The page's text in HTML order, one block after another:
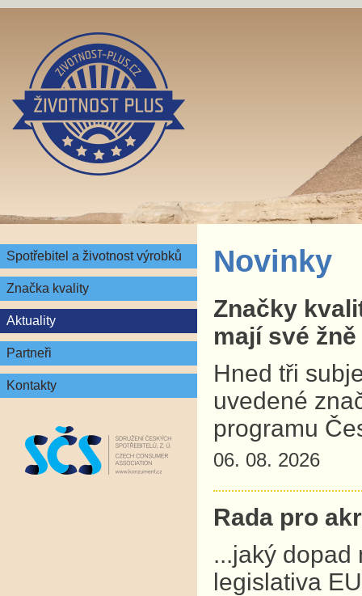
Spotřebitel a životnost výrobků
Značka kvality
Aktuality
Partneři
Kontakty
Novinky
Značky
mají své žně
Hned tři
uvedené
programu
06. 08. 2026
Rada pro
...jaký dopad
legislativa